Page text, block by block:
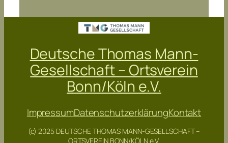
Deutsche Thomas Mann-
Gesellschaft – Ortsverein
Bonn/Köln e.V.
ImpressumDatenschutzerklärungKontakt
(c) 2025 DEUTSCHE THOMAS MANN-GESELLSCHAFT –
ORTSVEREIN BONN/KÖLN e.V.